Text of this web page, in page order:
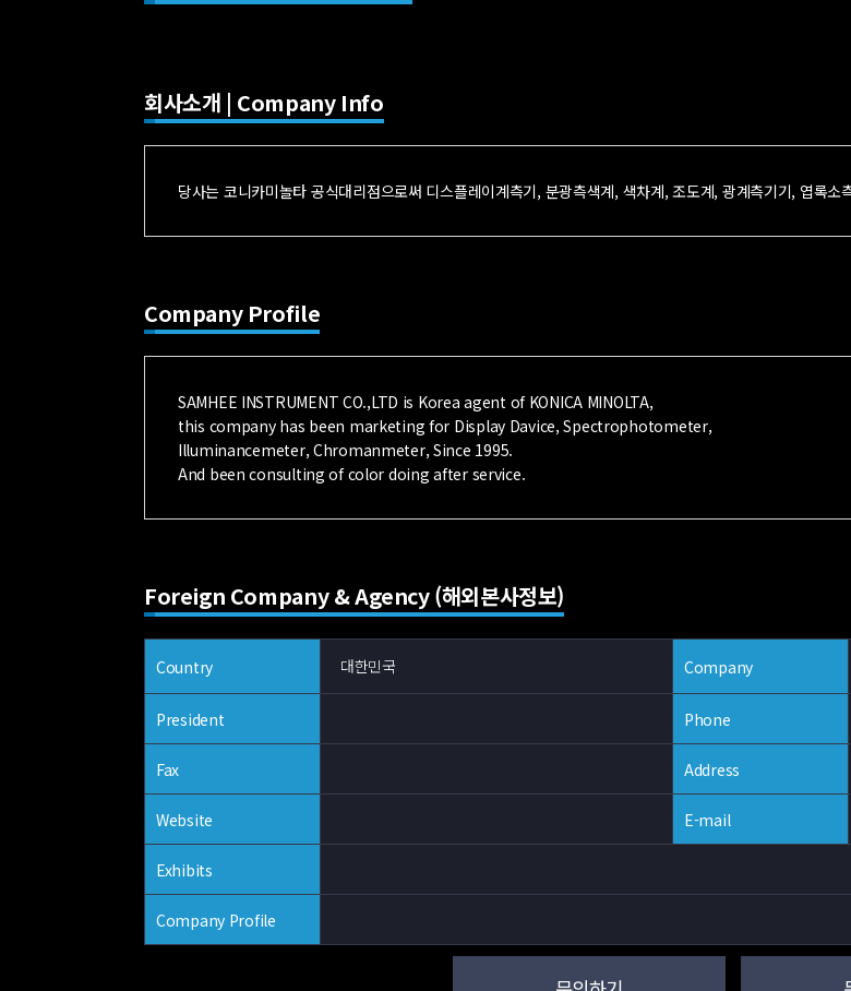
회사소개 | Company Info
당사는 코니카미놀타 공식대리점으로써 디스플레이계측기, 분광측색계, 색차계, 조도계, 광계측기기, 엽록
Company Profile
SAMHEE INSTRUMENT CO.,LTD is Korea agent of KONICA MINOLTA,
this company has been marketing for Display Davice, Spectrophotometer,
Illuminancemeter, Chromanmeter, Since 1995.
And been consulting of color doing after service.
Foreign Company & Agency (해외본사정보)
Country 대한민국 Company
President Phone
Fax Address
Website E-mail
Exhibits
Company Profile